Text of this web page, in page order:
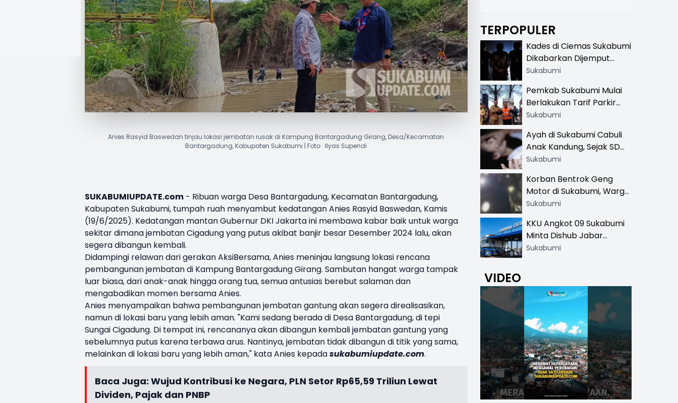
Anies Rasyid Baswedan tinjau lokasi jembatan rusak di Kampung Bantargadung Girang, Desa/Kecamatan
Bantargadung, Kabupaten Sukabumi | Foto : Ilyas Supendi
SUKABUMIUPDATE.com - Ribuan warga Desa Bantargadung, Kecamatan Bantargadung,
Kabupaten Sukabumi, tumpah ruah menyambut kedatanganAnies Rasyid Baswedan, Kamis
(19/6/2025). Kedatangan mantan Gubernur DKI Jakarta ini membawa kabar baik untuk warga
sekitar dimana jembatan Cigadung yang putus akibat banjir besar Desember 2024 lalu, akan
segera dibangun kembali.
Didampingi relawan dari gerakan AksiBersama, Anies meninjau langsung lokasi rencana
pembangunan jembatan di Kampung Bantargadung Girang. Sambutan hangat warga tampak
luar biasa, dari anak-anak hingga orang tua, semua antusias berebut salaman dan
mengabadikan momen bersama Anies.
Anies menyampaikan bahwa pembangunan jembatan gantung akan segera direalisasikan,
namun di lokasi baru yang lebih aman. "Kami sedang berada di Desa Bantargadung, di tepi
Sungai Cigadung. Di tempat ini, rencananya akan dibangun kembali jembatan gantung yang
sebelumnya putus karena terbawa arus. Nantinya, jembatan tidak dibangun di titik yang sama,
melainkan di lokasi baru yang lebih aman," kata Anies kepadasukabumiupdate.com.
Baca Juga: Wujud Kontribusi ke Negara, PLN Setor Rp65,59 Triliun Lewat
Dividen, Pajak dan PNBP
TERPOPULER
Kades di Ciemas Sukabumi
Dikabarkan Dijemput
Satnarkoba, Polisi
Sukabumi
Pemkab Sukabumi Mulai
Berlakukan Tarif Parkir
Resmi di 13 Lokasi Wisata,
Khusus
Sukabumi
Ayah di Sukabumi Cabuli
Anak Kandung, Sejak SD
Hingga SMA
Sukabumi
Korban Bentrok Geng
Motor di Sukabumi, Warga
dan Sopir Tangki
Sukabumi
KKU Angkot 09 Sukabumi
Minta Dishub Jabar
Tertibkan Trayek Ciawi-
Sukabumi
VIDEO